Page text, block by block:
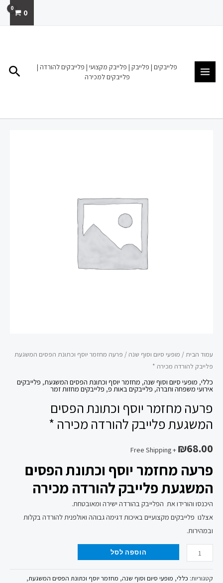
0
פלייבקים | פלייבק | פלייבק מקצועי | פלייבקים להורדה |
פלייבקים למכירה
עמוד הבית/ מופעי סיום וסוף שנה / פרעה מחזמר יוסף וכתונת הפסים המשגעת
פלייבק להורדה מכירה *
כללי, מופעי סיום וסוף שנה, מחזמר יוסף וכתונת הפסים המשגעת, פלייבקים
אירועי משפחה וחברה, פלייבקים באות פ, פלייבקים מחזות זמר
פרעה מחזמר יוסף וכתונת הפסים
המשגעת פלייבק להורדה מכירה *
₪68.00
+ Free Shipping
פרעה מחזמר יוסף וכתונת הפסים
המשגעת פלייבק להורדה מכירה
היכנסו והורידו את הפלייבק בהורדה ישירה ומאובטחת.
אצלנו פלייבקים מקצועיים באיכות דגימה גבוהה ואולפנית להורדה בקלות
ובמהירות.
הוספה לסל
קטגוריות: כללי, מופעי סיום וסוף שנה, מחזמר יוסף וכתונת הפסים המשגעת,